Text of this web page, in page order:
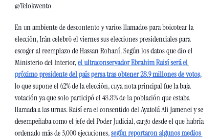
@Telokwento
En un ambiente de descontento y varios llamados para boicotear la
elección, Irán celebró el viernes sus elecciones presidenciales para
escoger al reemplazo de Hassan Rohaní. Según los datos que dio el
Ministerio del Interior, el ultraconservador Ebrahim Raisí será el
próximo presidente del país persa tras obtener 28.9 millones de votos,
lo que supone el 62% de la elección, cuya nota principal fue la baja
votación ya que solo participó el 48.8% de la población que estaba
llamada a las urnas. Raisí era el consentido del Ayatolá Ali Jamenei y se
desempeñaba como el jefe del Poder Judicial, cargo desde el que habría
ordenado más de 3,000 ejecuciones, según reportaron algunos medios